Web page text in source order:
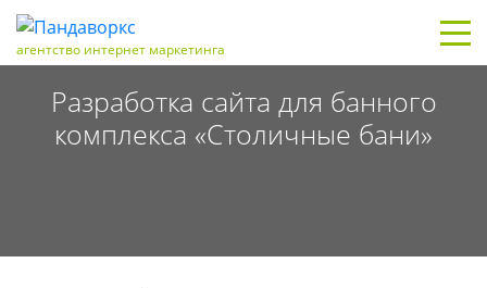
агентство интернет маркетинга
Разработка сайта для банного
комплекса «Столичные бани»